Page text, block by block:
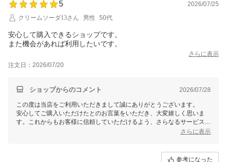
5
2026/07/25
クリームソーダ13さん
男性 50代
安心して購入できるショップです。
また機会があれば利用したいです。
さらに表示
注文日：2026/07/20
ショップからのコメント 2026/07/28
この度は当店をご利用いただきまして誠にありがとうございます。
安心してご購入いただけたとのお言葉をいただき、大変嬉しく思いま
す。これからもお客様に信頼していただけるよう、さらなるサービス向
上を目指して努めてまいります。またのご利用を心よりお待ちしており
さらに表示
参考になった